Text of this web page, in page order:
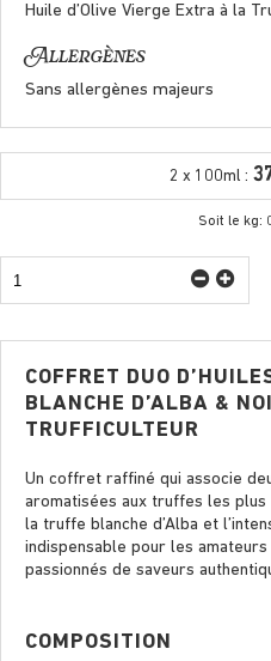
Huile d’Olive Vierge Extra à la
Allergènes
Sans allergènes majeurs
2 x 100ml :
Soit le kg:
COFFRET DUO
BLANCHE D’ALBA &
TRUFFICULTEUR
Un coffret raffiné qui associe
aromatisées aux truffes les
la truffe blanche d’Alba et
indispensable pour les
passionnés de saveurs
COMPOSITION